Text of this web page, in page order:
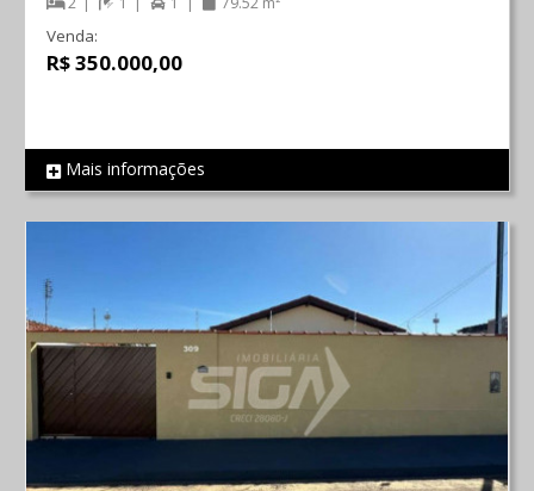
REF 2189
Venda:
R$ 350.000,00
Mais informações